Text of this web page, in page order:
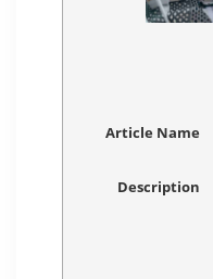
Article Name
Description